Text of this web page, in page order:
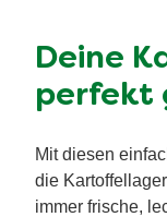
Deine
perfekt
Mit diesen
die
immer frische,